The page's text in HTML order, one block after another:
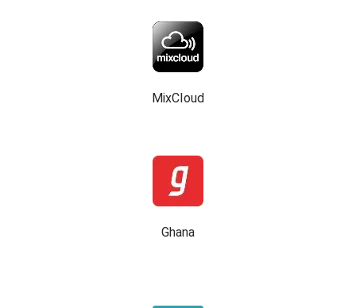
MixCloud
Ghana